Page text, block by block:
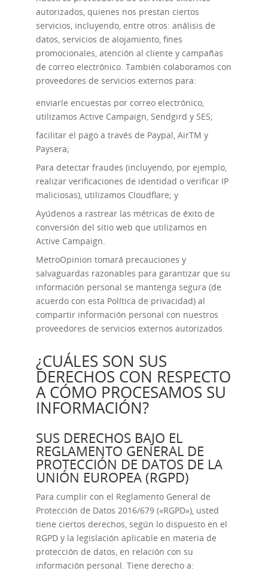
autorizados, quienes nos prestan ciertos
servicios, incluyendo, entre otros: análisis de
datos, servicios de alojamiento, fines
promocionales, atención al cliente y campañas
de correo electrónico. También colaboramos con
proveedores de servicios externos para:
enviarle encuestas por correo electrónico,
utilizamos Active Campaign, Sendgird y SES;
facilitar el pago a través de Paypal, AirTM y
Paysera;
Para detectar fraudes (incluyendo, por ejemplo,
realizar verificaciones de identidad o verificar IP
maliciosas), utilizamos Cloudflare; y
Ayúdenos a rastrear las métricas de éxito de
conversión del sitio web que utilizamos en
Active Campaign.
MetroOpinion tomará precauciones y
salvaguardas razonables para garantizar que su
información personal se mantenga segura (de
acuerdo con esta Política de privacidad) al
compartir información personal con nuestros
proveedores de servicios externos autorizados.
¿CUÁLES SON SUS
DERECHOS CON RESPECTO
A CÓMO PROCESAMOS SU
INFORMACIÓN?
SUS DERECHOS BAJO EL
REGLAMENTO GENERAL DE
PROTECCIÓN DE DATOS DE LA
UNIÓN EUROPEA (RGPD)
Para cumplir con el Reglamento General de
Protección de Datos 2016/679 («RGPD»), usted
tiene ciertos derechos, según lo dispuesto en el
RGPD y la legislación aplicable en materia de
protección de datos, en relación con su
información personal. Tiene derecho a: